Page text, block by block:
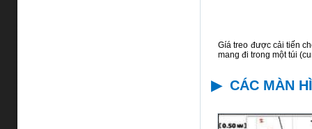
Gíá treo được cải tiến
mang đi trong một túi
▶ CÁC MÀN